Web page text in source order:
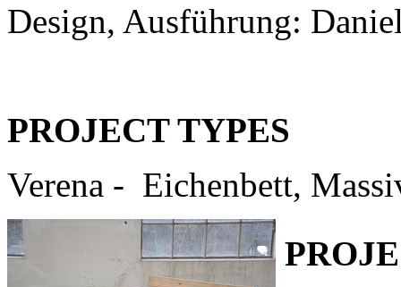
Design, Ausführung:
PROJECT TYPES
Verena - Eichenbett,